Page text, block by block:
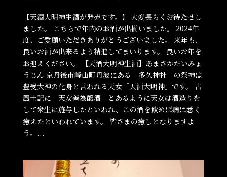
【天酒大明神生酒が発売です。】 大変長らくお待たせし
ました。 こちらで年内のお酒が出揃いました。 2024年
度、ご愛顧いただきありがとうございました。 来年も、
良いお酒が出来るよう精進してまいります。 良いお年を
お迎えください。 【天酒大明神生酒】あまさかだいみょ
うじん 京丹後市峰山町丹波にある「多久神社」の祭神は
豊受大神の化身と言われる天女「天酒大明神」です。 古
風土記に「天女善為醸酒」とあるように天女は酒造りを
して衆生に施与したといわれ、この酒を飲めば病は悉く
癒えたといわれています。 皆さまの癒しとなりますよ
う。...